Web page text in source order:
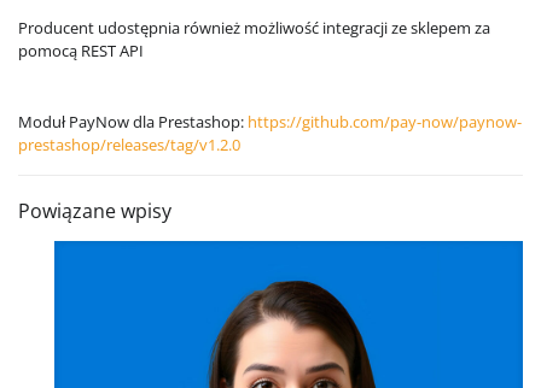
Producent udostępnia również możliwość integracji ze sklepem za
pomocą REST API
Moduł PayNow dla Prestashop: https://github.com/pay-now/paynow-
prestashop/releases/tag/v1.2.0
Powiązane wpisy